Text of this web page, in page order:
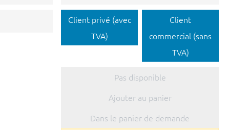
Client privé (avec
TVA)
Client
commercial (sans
TVA)
Pas disponible
Ajouter au panier
Dans le panier de demande